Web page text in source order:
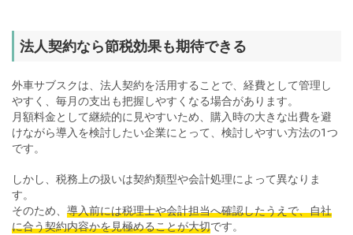
法人契約なら節税効果も期待できる
外車サブスクは、法人契約を活用することで、経費として管理し
やすく、毎月の支出も把握しやすくなる場合があります。
月額料金として継続的に見やすいため、購入時の大きな出費を避
けながら導入を検討したい企業にとって、検討しやすい方法の1つ
です。
しかし、税務上の扱いは契約類型や会計処理によって異なりま
す。
そのため、 導入前には税理士や会計担当へ確認したうえで、自社
に合う契約内容かを見極めることが大切です。